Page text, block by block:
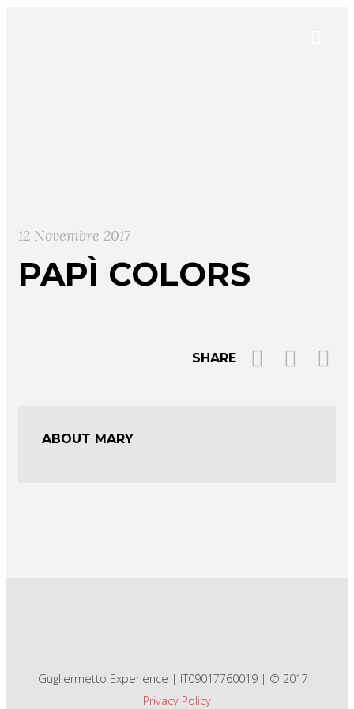
12 Novembre 2017
PAPÌ COLORS
SHARE
ABOUT MARY
Gugliermetto Experience | IT09017760019 | © 2017 |
Privacy Policy